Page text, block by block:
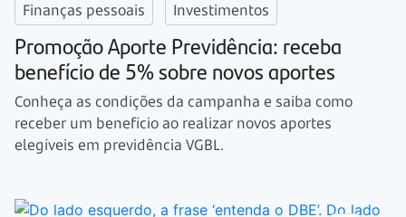
Finanças pessoais Investimentos
Promoção Aporte Previdência: receba
benefício de 5% sobre novos aportes
Conheça as condições da campanha e saiba como
receber um benefício ao realizar novos aportes
elegíveis em previdência VGBL.